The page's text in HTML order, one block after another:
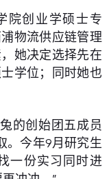
院创业学硕士专
物流供应链管理
她决定选择先在
学位；同时她也
的创始团五成员
。今年9月研究生
一份实习同时进